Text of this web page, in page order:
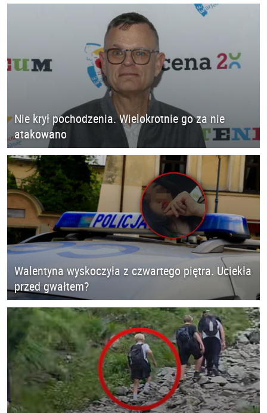
Nie krył pochodzenia. Wielokrotnie go za nie
atakowano
Walentyna wyskoczyła z czwartego piętra. Uciekła
przed gwałtem?